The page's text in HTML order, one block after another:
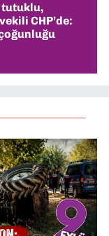
tutuklu,
CHP’de: